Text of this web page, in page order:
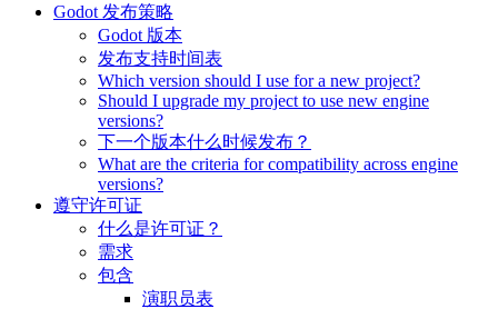
Godot 发布策略
Godot 版本
发布支持时间表
Which version should I use for a new project?
Should I upgrade my project to use new engine
versions?
下一个版本什么时候发布？
What are the criteria for compatibility across engine
versions?
遵守许可证
什么是许可证？
需求
包含
演职员表